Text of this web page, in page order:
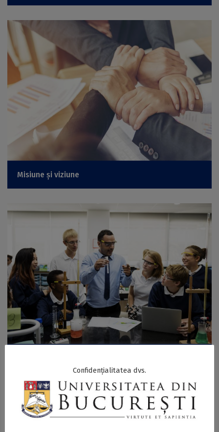
Misiune și viziune
Confidențialitatea dvs.